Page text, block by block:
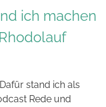
ich machen
stand ich als
Rede und